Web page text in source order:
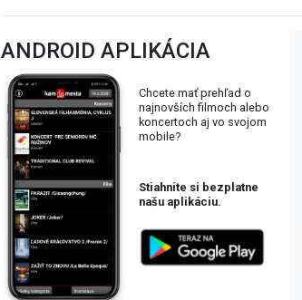
ANDROID APLIKÁCIA
Chcete mať prehľad o
najnovších filmoch alebo
koncertoch aj vo svojom
mobile?
Stiahnite si bezplatne
našu aplikáciu.